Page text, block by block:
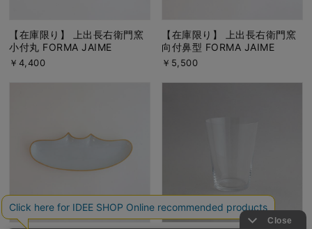
【在庫限り】 上出長右衛門窯
小付丸 FORMA JAIME
￥4,400
【在庫限り】 上出長右衛門窯
向付鼻型 FORMA JAIME
￥5,500